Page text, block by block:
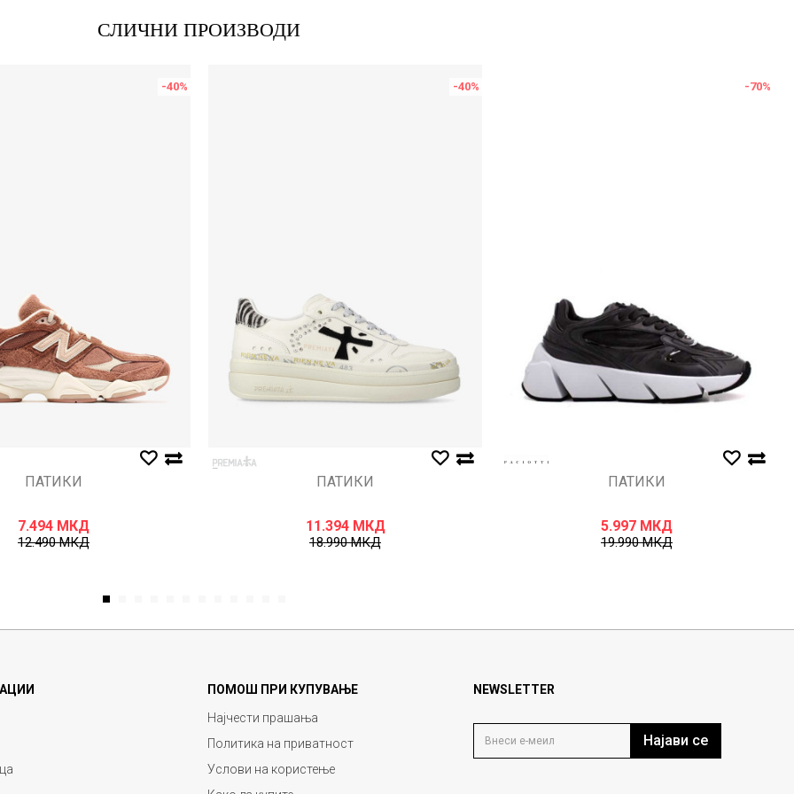
СЛИЧНИ ПРОИЗВОДИ
-40%
ПАТИКИ
7.494 МКД
12.490МКД
-40%
ПАТИКИ
11.394 МКД
18.990МКД
-70%
ПАТИКИ
5.997 МКД
19.990МКД
1
ПОМОШ ПРИ КУПУВАЊЕ
Најчести прашања
Политика на приватност
Услови на користење
NEWSLETTER
Најави се